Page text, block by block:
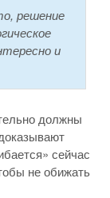
решение
и
должны
сейчас
не обижать